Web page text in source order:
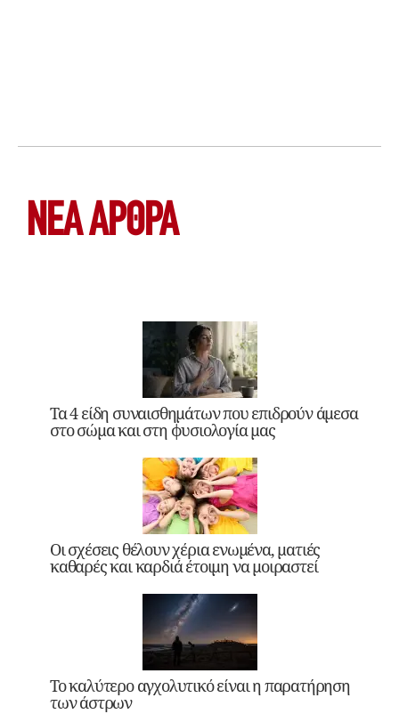
ΝΕΑ ΆΡΘΡΑ
Τα 4 είδη συναισθημάτων που επιδρούν άμεσα
στο σώμα και στη φυσιολογία μας
Οι σχέσεις θέλουν χέρια ενωμένα, ματιές
καθαρές και καρδιά έτοιμη να μοιραστεί
Το καλύτερο αγχολυτικό είναι η παρατήρηση
των άστρων